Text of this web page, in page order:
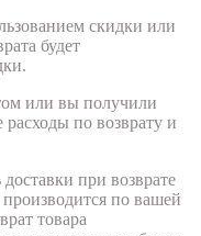
скидки или
будет
или вы получили
по возврату и
при возврате
производится по вашей
товара